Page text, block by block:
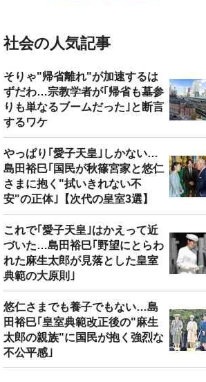
社会の人気記事
そりゃ"帰省離れ"が加速するは
ずだわ…宗教学者が｢帰省も墓参
りも単なるブームだった｣と断言
するワケ
やっぱり｢愛子天皇｣しかない…
島田裕巳｢国民が秋篠宮家と悠仁
さまに抱く"拭いきれない不
安"の正体｣【次代の皇室3選】
これで｢愛子天皇｣はかえって近
づいた…島田裕巳｢野望にとらわ
れた麻生太郎が見落とした皇室
典範の大原則｣
悠仁さまでも養子でもない…島
田裕巳｢皇室典範改正後の"麻生
太郎の親族"に国民が抱く強烈な
不公平感｣